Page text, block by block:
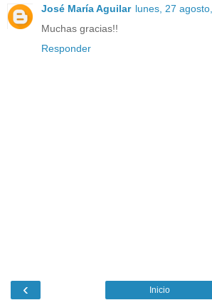
José María Aguilar lunes, 27
Muchas gracias!!
Responder
‹ Inicio